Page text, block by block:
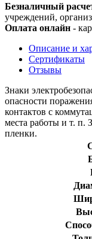
Безналичный
учреждений,
Оплата онлайн -
Описание и
Сертификаты
Отзывы
Знаки
опасности
контактов с
места работы и т. п.
пленки.